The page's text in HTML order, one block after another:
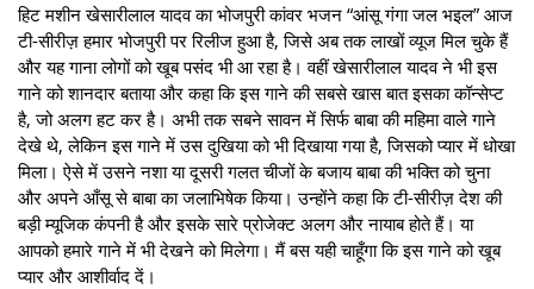
हिट मशीन खेसारीलाल यादव का भोजपुरी कांवर भजन “आंसू गंगा जल भइल” आज
टी-सीरीज़ हमार भोजपुरी पर रिलीज हुआ है, जिसे अब तक लाखों व्यूज मिल चुके हैं
और यह गाना लोगों को खूब पसंद भी आ रहा है। वहीं खेसारीलाल यादव ने भी इस
गाने को शानदार बताया और कहा कि इस गाने की सबसे खास बात इसका कॉन्सेप्ट
है, जो अलग हट कर है। अभी तक सबने सावन में सिर्फ बाबा की महिमा वाले गाने
देखे थे, लेकिन इस गाने में उस दुखिया को भी दिखाया गया है, जिसको प्यार में धोखा
मिला। ऐसे में उसने नशा या दूसरी गलत चीजों के बजाय बाबा की भक्ति को चुना
और अपने आँसू से बाबा का जलाभिषेक किया। उन्होंने कहा कि टी-सीरीज़ देश की
बड़ी म्यूजिक कंपनी है और इसके सारे प्रोजेक्ट अलग और नायाब होते हैं। या
आपको हमारे गाने में भी देखने को मिलेगा। मैं बस यही चाहूँगा कि इस गाने को खूब
प्यार और आशीर्वाद दें।